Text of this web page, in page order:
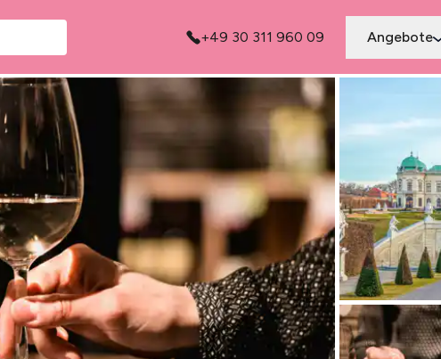
+49 30 311 960 09 Angebote